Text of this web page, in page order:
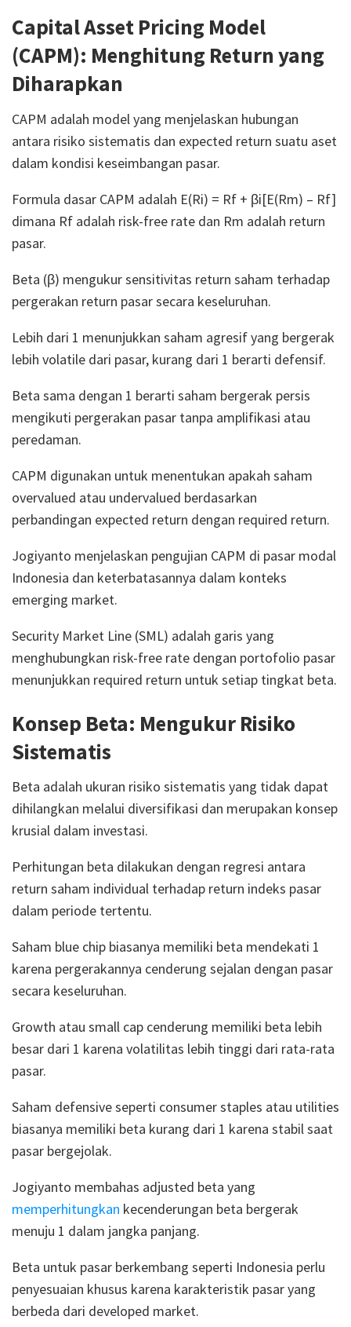
Capital Asset Pricing Model
(CAPM): Menghitung Return yang
Diharapkan
CAPM adalah model yang menjelaskan hubungan
antara risiko sistematis dan expected return suatu aset
dalam kondisi keseimbangan pasar.
Formula dasar CAPM adalah E(Ri) = Rf + βi[E(Rm) – Rf]
dimana Rf adalah risk-free rate dan Rm adalah return
pasar.
Beta (β) mengukur sensitivitas return saham terhadap
pergerakan return pasar secara keseluruhan.
Lebih dari 1 menunjukkan saham agresif yang bergerak
lebih volatile dari pasar, kurang dari 1 berarti defensif.
Beta sama dengan 1 berarti saham bergerak persis
mengikuti pergerakan pasar tanpa amplifikasi atau
peredaman.
CAPM digunakan untuk menentukan apakah saham
overvalued atau undervalued berdasarkan
perbandingan expected return dengan required return.
Jogiyanto menjelaskan pengujian CAPM di pasar modal
Indonesia dan keterbatasannya dalam konteks
emerging market.
Security Market Line (SML) adalah garis yang
menghubungkan risk-free rate dengan portofolio pasar
menunjukkan required return untuk setiap tingkat beta.
Konsep Beta: Mengukur Risiko
Sistematis
Beta adalah ukuran risiko sistematis yang tidak dapat
dihilangkan melalui diversifikasi dan merupakan konsep
krusial dalam investasi.
Perhitungan beta dilakukan dengan regresi antara
return saham individual terhadap return indeks pasar
dalam periode tertentu.
Saham blue chip biasanya memiliki beta mendekati 1
karena pergerakannya cenderung sejalan dengan pasar
secara keseluruhan.
Growth atau small cap cenderung memiliki beta lebih
besar dari 1 karena volatilitas lebih tinggi dari rata-rata
pasar.
Saham defensive seperti consumer staples atau utilities
biasanya memiliki beta kurang dari 1 karena stabil saat
pasar bergejolak.
Jogiyanto membahas adjusted beta yang
memperhitungkan kecenderungan beta bergerak
menuju 1 dalam jangka panjang.
Beta untuk pasar berkembang seperti Indonesia perlu
penyesuaian khusus karena karakteristik pasar yang
berbeda dari developed market.